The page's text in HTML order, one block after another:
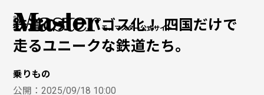
モノマスター公式サイト
鉄道のガラパゴス化！ 四国だけで
走るユニークな鉄道たち。
乗りもの
公開：2025/09/18 10:00